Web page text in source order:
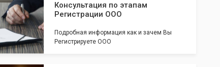
Консультация по этапам
Регистрации ООО
Подробная информация как и зачем Вы
Регистрируете ООО